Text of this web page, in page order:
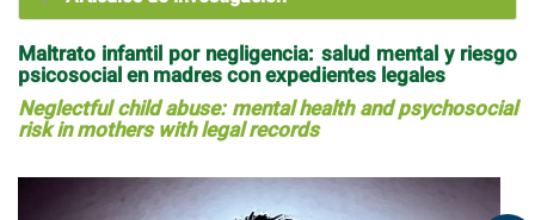
Maltrato infantil por negligencia: salud mental y riesgo
psicosocial en madres con expedientes legales
Neglectful child abuse: mental health and psychosocial
risk in mothers with legal records
Barra